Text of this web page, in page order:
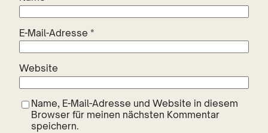
E-Mail-Adresse *
Website
Name, E-Mail-Adresse und Website in diesem
Browser für meinen nächsten Kommentar
speichern.